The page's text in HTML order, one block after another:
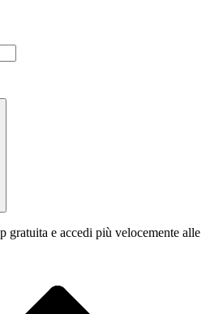
gratuita e accedi più velocemente alle